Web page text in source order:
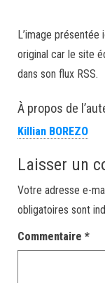
L’image présentée
original car le site
dans son flux RSS.
À propos de
Killian BOREZO
Laisser un
Votre adresse e-
obligatoires sont
Commentaire *